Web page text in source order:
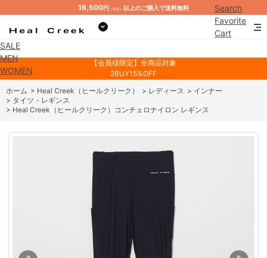
16,500円 （税込） 以上のご購入で送料無料
Search
Favorite
Cart
SALE
MEN
WOMEN
【会員様限定】全商品対象
2BUY15%OFF
ホーム > Heal Creek（ヒールクリーク） > レディース > インナー
> タイツ・レギンス
> Heal Creek（ヒールクリーク）コンチェロナイロン レギンス